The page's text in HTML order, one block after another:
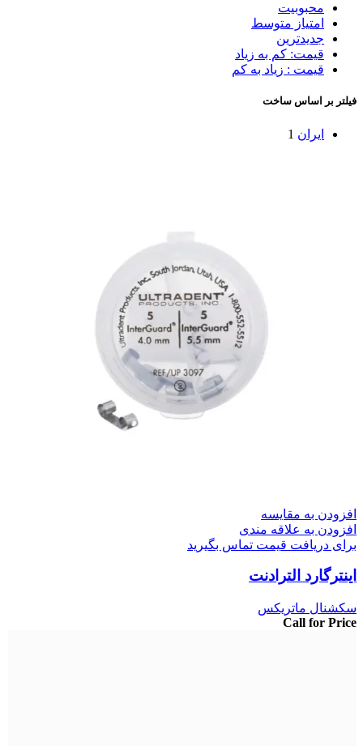
محبوبیت
امتیاز متوسط
جدیدترین
قیمت: کم به زیاد
قیمت : زیاد به کم
فیلتر بر اساس ساخت
ایران 1
افزودن به مقایسه
افزودن به علاقه مندی
برای دریافت قیمت تماس بگیرید
اینترگارد الترادنت
سکشنال ماتریکس
Call for Price